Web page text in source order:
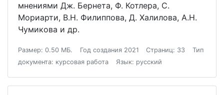
мнениями Дж. Бернета, Ф. Котлера, С.
Мориарти, В.Н. Филиппова, Д. Халилова, А.Н.
Чумикова и др.
Размер: 0.50 МБ. Год создания 2021 Страниц: 33
Тип
документа: курсовая работа
Язык: русский